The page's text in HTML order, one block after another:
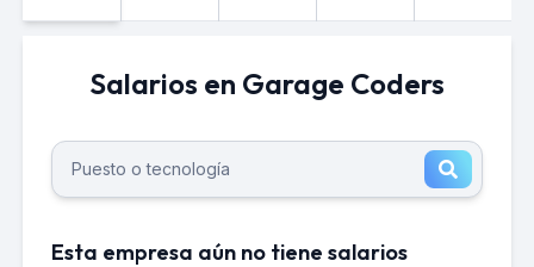
Salarios en Garage Coders
Esta empresa aún no tiene salarios